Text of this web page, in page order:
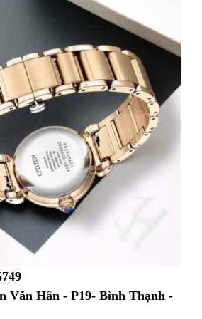
Văn Hân - P19- Bình Thạnh -